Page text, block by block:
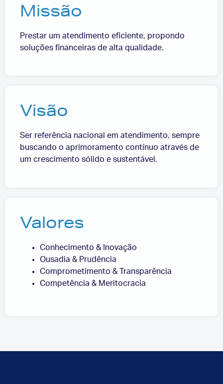
Missão
Prestar um atendimento eficiente, propondo
soluções financeiras de alta qualidade.
Visão
Ser referência nacional em atendimento, sempre
buscando o aprimoramento contínuo através de
um crescimento sólido e sustentável.
Valores
Conhecimento & Inovação
Ousadia & Prudência
Comprometimento & Transparência
Competência & Meritocracia